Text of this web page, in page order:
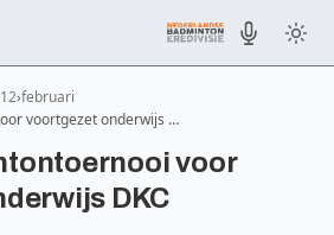
februari
voortgezet onderwijs …
voor
DKC